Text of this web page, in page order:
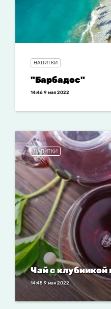
НАПИТКИ
"Барбадос"
14:46 9 мая 2022
НАПИТКИ
Чай с клубникой
14:45 9 мая 2022